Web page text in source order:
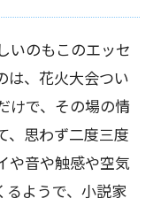
いのもこのエッセ
は、花火大会つい
けで、その場の情
、思わず二度三度
や音や触感や空気
るようで、小説家